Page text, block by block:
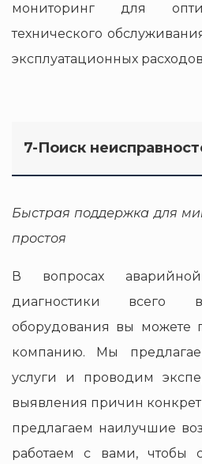
мониторинг для
технического
эксплуатационных
7-Поиск
Быстрая поддержка для
простоя
В вопросах
диагностики всего
оборудования вы можете
компанию. Мы
услуги и проводим
выявления причин
предлагаем наилучшие
работаем с вами, чтобы